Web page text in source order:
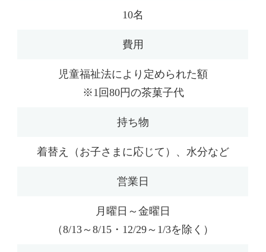
10名
費用
児童福祉法により定められた額
※1回80円の茶菓子代
持ち物
着替え（お子さまに応じて）、水分など
営業日
月曜日～金曜日
（8/13～8/15・12/29～1/3を除く）